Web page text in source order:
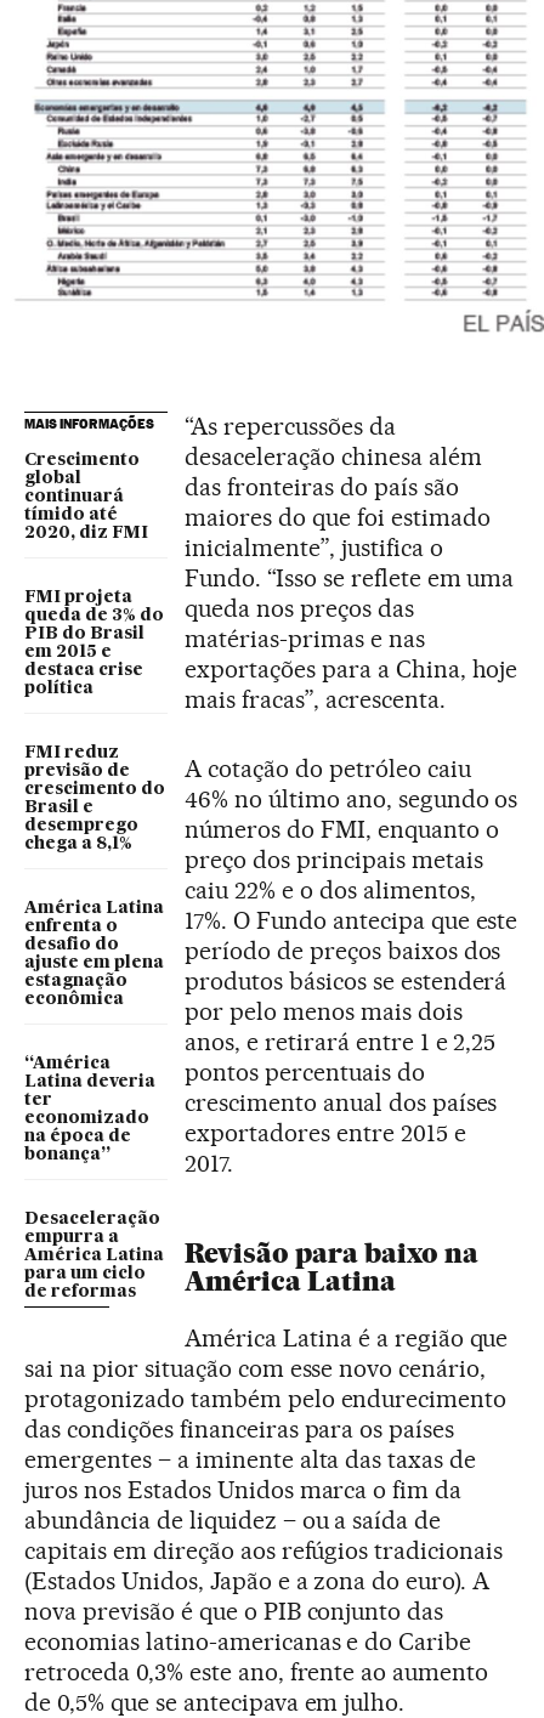
MAIS INFORMAÇÕES
Crescimento
global
continuará
tímido até
2020, diz FMI
FMI projeta
queda de 3% do
PIB do Brasil
em 2015 e
destaca crise
política
FMI reduz
previsão de
crescimento do
Brasil e
desemprego
chega a 8,1%
América Latina
enfrenta o
desafio do
ajuste em plena
estagnação
econômica
“América
Latina deveria
ter
economizado
na época de
bonança”
Desaceleração
empurra a
América Latina
para um ciclo
de reformas
“As repercussões da
desaceleração chinesa além
das fronteiras do país são
maiores do que foi estimado
inicialmente”, justifica o
Fundo. “Isso se reflete em uma
queda nos preços das
matérias-primas e nas
exportações para a China, hoje
mais fracas”, acrescenta.
A cotação do petróleo caiu
46% no último ano, segundo os
números do FMI, enquanto o
preço dos principais metais
caiu 22% e o dos alimentos,
17%. O Fundo antecipa que este
período de preços baixos dos
produtos básicos se estenderá
por pelo menos mais dois
anos, e retirará entre 1 e 2,25
pontos percentuais do
crescimento anual dos países
exportadores entre 2015 e
2017.
Revisão para baixo na
América Latina
América Latina é a região que
sai na pior situação com esse novo cenário,
protagonizado também pelo endurecimento
das condições financeiras para os países
emergentes – a iminente alta das taxas de
juros nos Estados Unidos marca o fim da
abundância de liquidez – ou a saída de
capitais em direção aos refúgios tradicionais
(Estados Unidos, Japão e a zona do euro). A
nova previsão é que o PIB conjunto das
economias latino-americanas e do Caribe
retroceda 0,3% este ano, frente ao aumento
de 0,5% que se antecipava em julho.